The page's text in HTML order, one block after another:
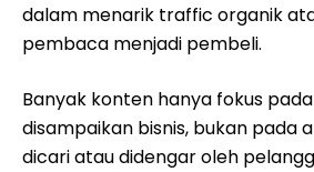
dalam menarik traffic organik
pembaca menjadi pembeli.
Banyak konten hanya fokus
disampaikan bisnis, bukan pada
dicari atau didengar oleh